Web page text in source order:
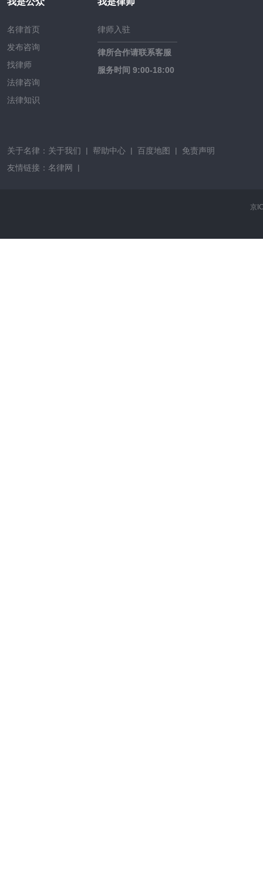
名律首页
发布咨询
找律师
法律咨询
法律知识
律师入驻
律所合作请联系客服
服务时间 9:00-18:00
关于名律： 关于我们 | 帮助中心 | 百度地图 |
免责声明
友情链接： 名律网 |
京